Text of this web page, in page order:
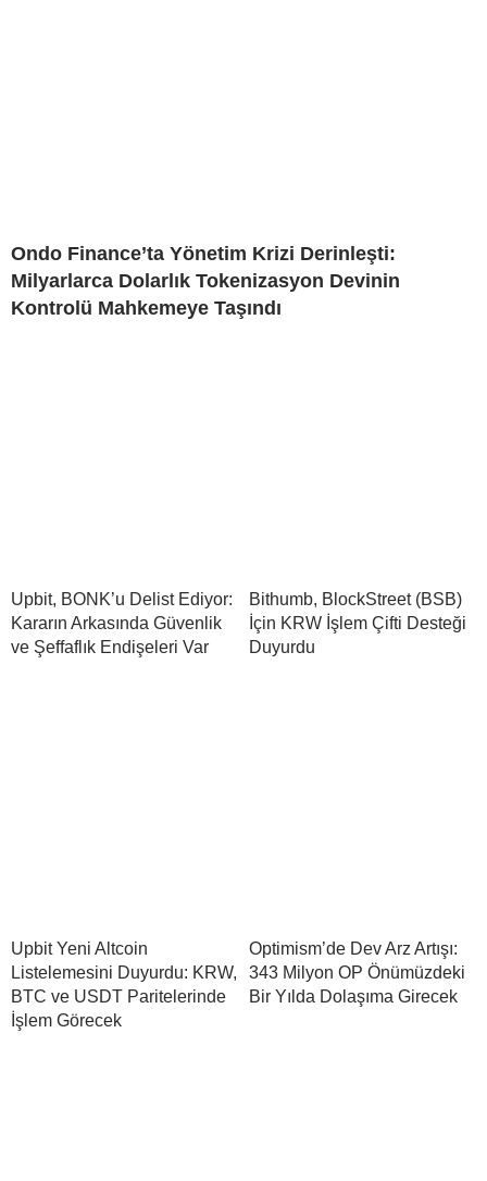
Ondo Finance’ta Yönetim Krizi Derinleşti:
Milyarlarca Dolarlık Tokenizasyon Devinin
Kontrolü Mahkemeye Taşındı
Upbit, BONK’u Delist Ediyor:
Kararın Arkasında Güvenlik
ve Şeffaflık Endişeleri Var
Bithumb, BlockStreet (BSB)
İçin KRW İşlem Çifti Desteği
Duyurdu
Upbit Yeni Altcoin
Listelemesini Duyurdu: KRW,
BTC ve USDT Paritelerinde
İşlem Görecek
Optimism’de Dev Arz Artışı:
343 Milyon OP Önümüzdeki
Bir Yılda Dolaşıma Girecek